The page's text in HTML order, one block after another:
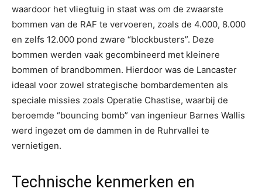
waardoor het vliegtuig in staat was om de zwaarste
bommen van de RAF te vervoeren, zoals de 4.000, 8.000
en zelfs 12.000 pond zware “blockbusters”. Deze
bommen werden vaak gecombineerd met kleinere
bommen of brandbommen. Hierdoor was de Lancaster
ideaal voor zowel strategische bombardementen als
speciale missies zoals Operatie Chastise, waarbij de
beroemde “bouncing bomb” van ingenieur Barnes Wallis
werd ingezet om de dammen in de Ruhrvallei te
vernietigen.
Technische kenmerken en